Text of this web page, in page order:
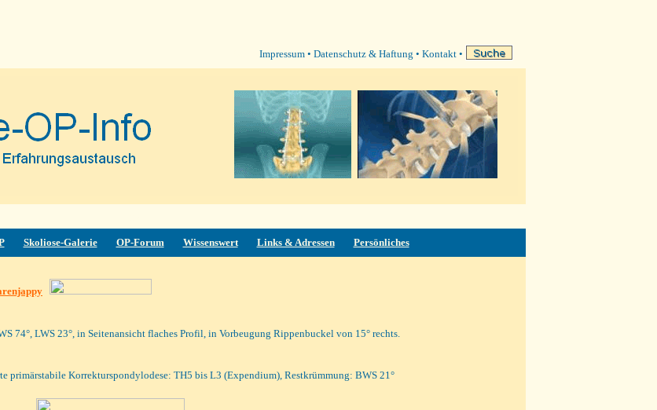
Impressum • Datenschutz & Haftung • Kontakt •
Skoliose-Galerie OP-Forum Wissenswert Links & Adressen Persönliches
74°, LWS 23°, in Seitenansicht flaches Profil, in Vorbeugung Rippenbuckel von 15° rechts.
primärstabile Korrekturspondylodese: TH5 bis L3 (Expendium), Restkrümmung: BWS 21°